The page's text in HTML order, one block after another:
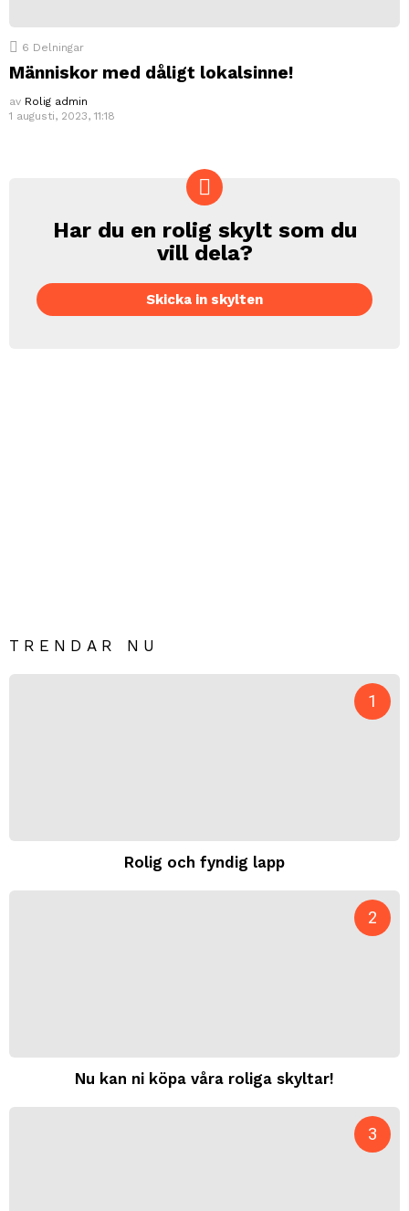
6 Delningar
Människor med dåligt lokalsinne!
av Rolig admin
1 augusti, 2023, 11:18
CREATE
Har du en rolig skylt som du
vill dela?
Skicka in skylten
TRENDAR NU
Rolig och fyndig lapp
Nu kan ni köpa våra roliga skyltar!